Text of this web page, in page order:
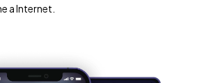
a Internet.